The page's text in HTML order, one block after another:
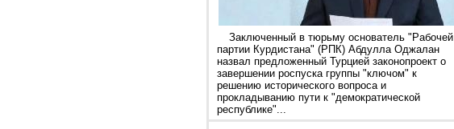
Заключенный в тюрьму основатель "Рабочей
партии Курдистана" (РПК) Абдулла Оджалан
назвал предложенный Турцией законопроект о
завершении роспуска группы "ключом" к
решению исторического вопроса и
прокладыванию пути к "демократической
республике"...